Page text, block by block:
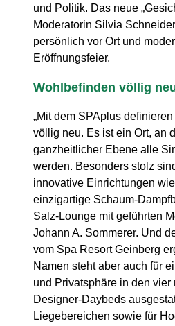
und Politik. Das neue
Moderatorin Silvia
persönlich vor Ort und
Eröffnungsfeier.
Wohlbefinden völlig
„Mit dem SPAplus
völlig neu. Es ist ein Ort, an
ganzheitlicher Ebene alle
werden. Besonders stolz
innovative Einrichtungen
einzigartige Schaum-
Salz-Lounge mit geführten
Johann A. Sommerer. Und
vom Spa Resort Geinberg
Namen steht aber auch für
und Privatsphäre in den vier
Designer-Daybeds
Liegebereichen sowie für